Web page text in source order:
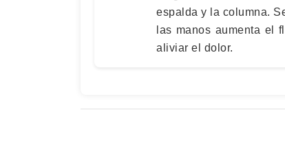
espalda y la columna.
las manos aumenta el
aliviar el dolor.